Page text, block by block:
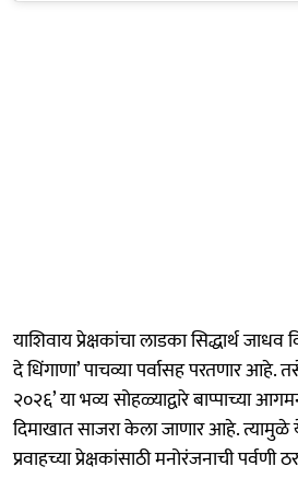
याशिवाय प्रेक्षकांचा लाडका सिद्धार्थ जाधव
दे धिंगाणा’ पाचव्या पर्वासह परतणार आहे.
२०२६’ या भव्य सोहळ्याद्वारे बाप्पाच्या
दिमाखात साजरा केला जाणार आहे. त्यामुळे
प्रवाहच्या प्रेक्षकांसाठी मनोरंजनाची